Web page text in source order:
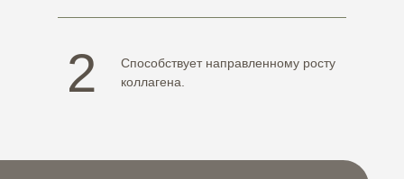
2
Способствует направленному росту
коллагена.